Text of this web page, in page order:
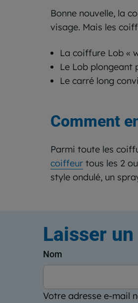
Bonne nouvelle, la
visage. Mais les
La coiffure Lob «
Le Lob plongeant
Le carré long
Comment
Parmi toute les
coiffeur tous les 2
style ondulé, un
Laisser
Votre adresse e-mail
Nom